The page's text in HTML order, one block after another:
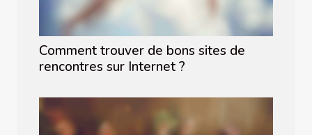
Comment trouver de bons sites de
rencontres sur Internet ?